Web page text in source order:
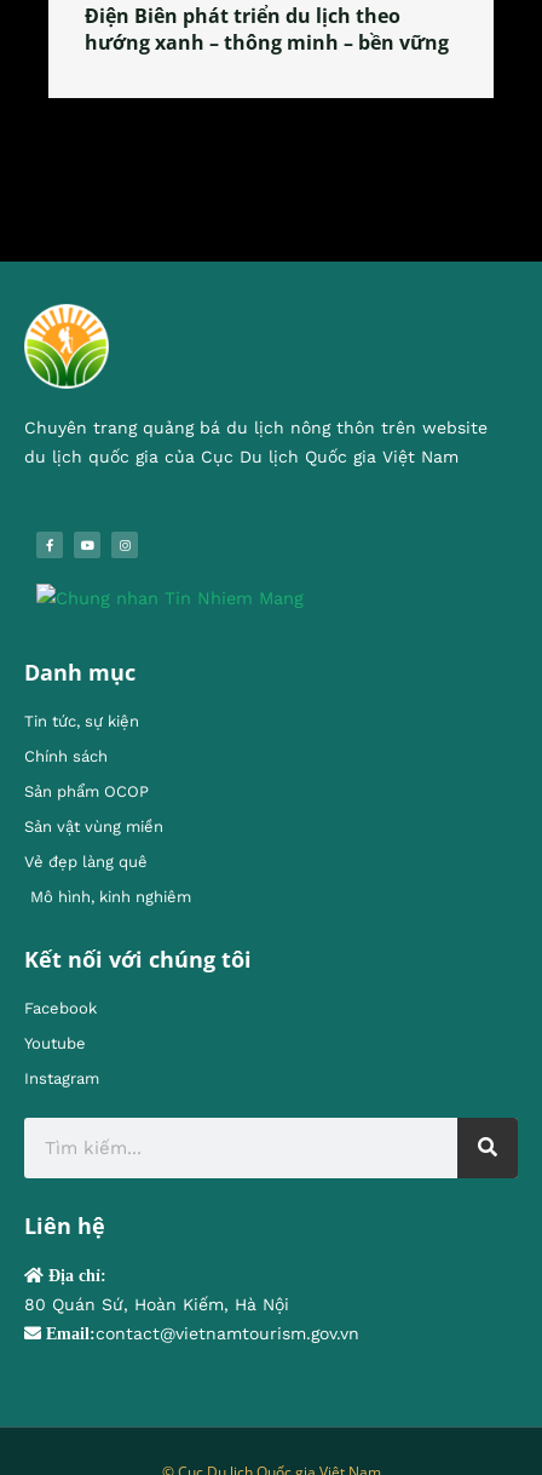
Làng làm bánh tẻ Phú Nhi – nơi lan
tỏa đặc sản xứ Đoài
Chuyên trang quảng bá du lịch nông thôn trên website
du lịch quốc gia của Cục Du lịch Quốc gia Việt Nam
Danh mục
Tin tức, sự kiện
Chính sách
Sản phẩm OCOP
Sản vật vùng miền
Vẻ đẹp làng quê
Mô hình, kinh nghiêm
Kết nối với chúng tôi
Facebook
Youtube
Instagram
Liên hệ
Địa chỉ:
80 Quán Sứ, Hoàn Kiếm, Hà Nội
Email:contact@vietnamtourism.gov.vn